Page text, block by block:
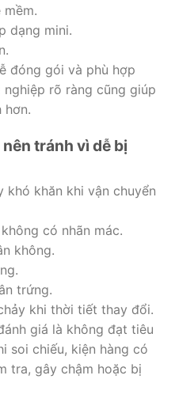
mềm.
dạng mini.
đóng gói và phù hợp
rõ ràng cũng giúp
hơn.
tránh vì dễ bị
khó khăn khi vận chuyển
có nhãn mác.
không.
trứng.
khi thời tiết thay đổi.
giá là không đạt tiêu
soi chiếu, kiện hàng có
tra, gây chậm hoặc bị